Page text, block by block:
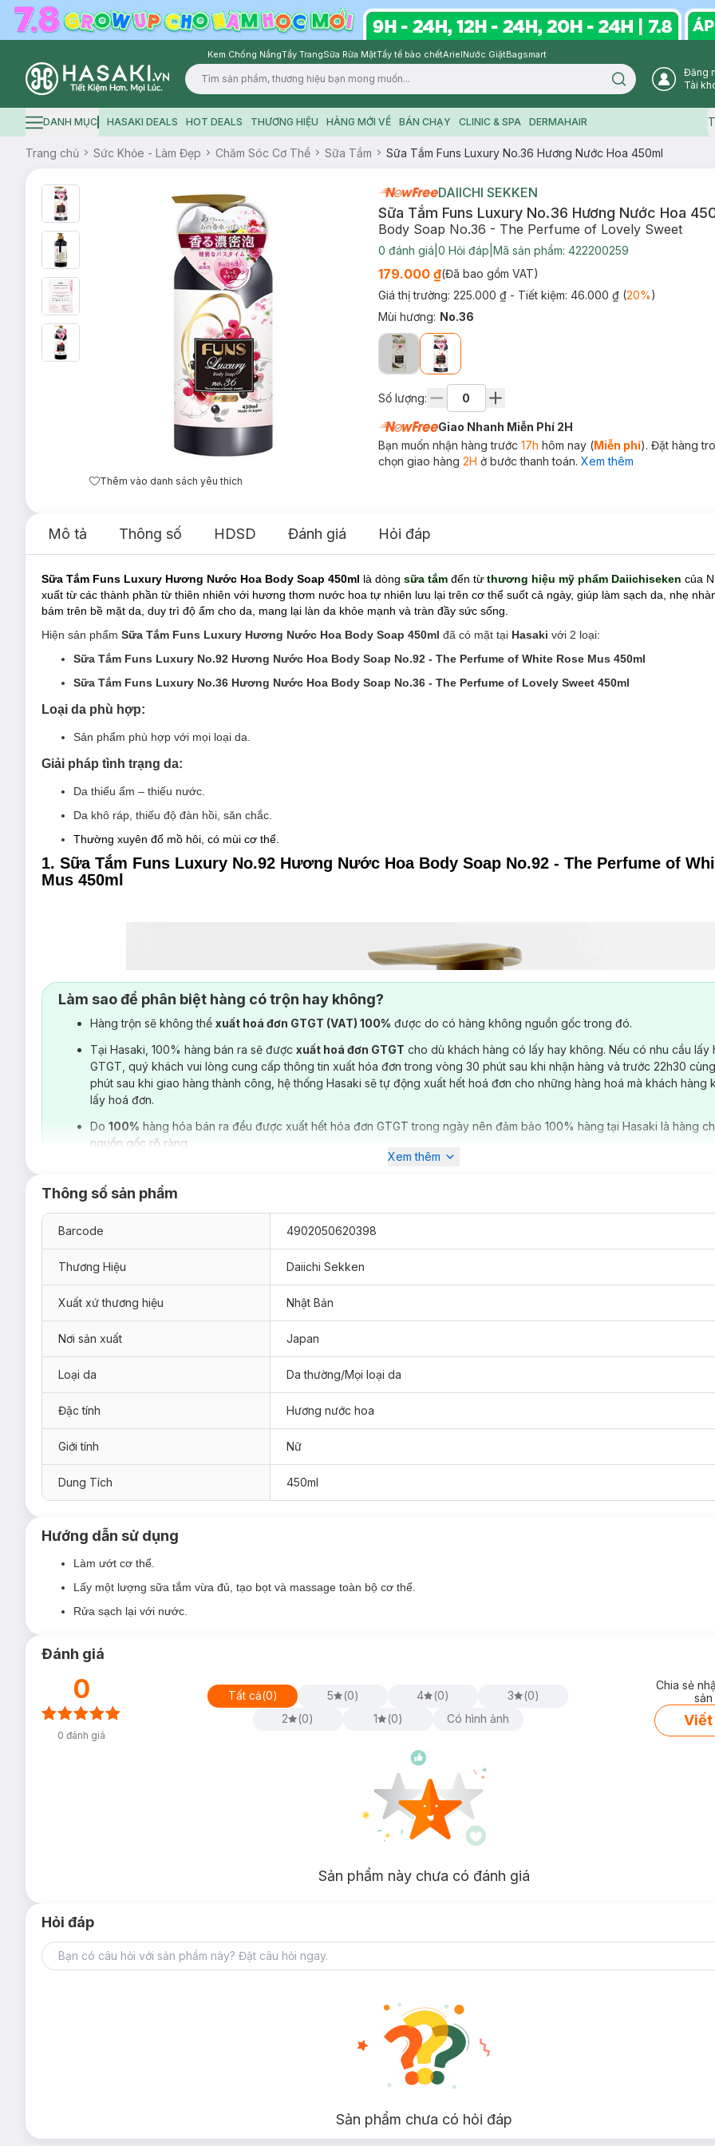
Kem Chống NắngTẩy TrangSữa Rửa MặtTẩy tế bào chếtArielNước GiặtBagsmart
Logo
Search icon
Đăng
Tài
Hamburger icon
DANH MỤC HASAKI DEALS HOT DEALS THƯƠNG HIỆU HÀNG MỚI VỀ BÁN CHẠY CLINIC & SPA DERMAHAIR
Trang chủ Sức Khỏe - Làm Đẹp Chăm Sóc Cơ Thể Sữa Tắm Sữa Tắm Funs Luxury No.36 Hương Nước Hoa 450ml
Thêm vào danh sách yêu thích
DAIICHI SEKKEN
Sữa Tắm Funs Luxury No.36 Hương Nước Hoa
Body Soap No.36 - The Perfume of Lovely Sweet
0 đánh giá 0 Hỏi đáp Mã sản phẩm: 422200259
179.000 ₫(Đã bao gồm VAT)
Giá thị trường: 225.000 ₫ - Tiết kiệm: 46.000 ₫(20%)
Mùi hương: No.36
Số lượng:
Giao Nhanh Miễn Phí 2H
Bạn muốn nhận hàng trước 17h hôm nay (Miễn phí). Đặt hàng
chọn giao hàng 2H ở bước thanh toán. Xem thêm
Mô tả Thông số HDSD Đánh giá Hỏi đáp
Sữa Tắm Funs Luxury Hương Nước Hoa Body Soap 450ml là dòng sữa tắm đến từ thương hiệu mỹ phẩm Daiichiseken của
xuất từ các thành phần từ thiên nhiên với hương thơm nước hoa tự nhiên lưu lại trên cơ thể suốt cả ngày, giúp làm sạch da, nhẹ
bám trên bề mặt da, duy trì độ ẩm cho da, mang lại làn da khỏe mạnh và tràn đầy sức sống.
Hiện sản phẩm Sữa Tắm Funs Luxury Hương Nước Hoa Body Soap 450ml đã có mặt tại Hasaki với 2 loại:
Sữa Tắm Funs Luxury No.92 Hương Nước Hoa Body Soap No.92 - The Perfume of White Rose Mus 450ml
Sữa Tắm Funs Luxury No.36 Hương Nước Hoa Body Soap No.36 - The Perfume of Lovely Sweet 450ml
Loại da phù hợp:
Sản phẩm phù hợp với mọi loại da.
Giải pháp tình trạng da:
Da thiếu ẩm – thiếu nước.
Da khô ráp, thiếu độ đàn hồi, săn chắc.
Thường xuyên đổ mồ hôi, có mùi cơ thể.
1. Sữa Tắm Funs Luxury No.92 Hương Nước Hoa Body Soap No.92 - The Perfume of
Mus 450ml
Ưu thế nổi bật:
da sáng khỏe, mềm mượt không làm mất đi độ ẩm cần thiết của da.
Thư giãn và cảm nhận sự tươi mát, ngọt ngào từ hương hoa hồng tự nhiên.
2. Sữa Tắm Funs Luxury No.36 Hương Nước Hoa Body Soap No.36 - The Perfume of
450ml
Chiết xuất hoa hồng và hoa linh lan nuôi dưỡng làn da sáng mịn, căng mướt, săn chắc.
Nhẹ nhàng làm sạch và chăm sóc làn da, giúp giữ cân bằng độ ẩm của da.
Độ an toàn:
Không chất hoạt động bề mặt
Làm sao để phân biệt hàng có trộn hay không?
Hàng trộn sẽ không thể xuất hoá đơn GTGT (VAT) 100% được do có hàng không nguồn gốc trong đó.
Tại Hasaki, 100% hàng bán ra sẽ được xuất hoá đơn GTGT cho dù khách hàng có lấy hay không. Nếu có nhu cầu lấy
GTGT, quý khách vui lòng cung cấp thông tin xuất hóa đơn trong vòng 30 phút sau khi nhận hàng và trước 22h30
phút sau khi giao hàng thành công, hệ thống Hasaki sẽ tự động xuất hết hoá đơn cho những hàng hoá mà khách hàng
lấy hoá đơn.
Do 100% hàng hóa bán ra đều được xuất hết hóa đơn GTGT trong ngày nên đảm bảo 100% hàng tại Hasaki là hàng
nguồn gốc rõ ràng.
Xem thêm
Thông số sản phẩm
Barcode 4902050620398
Thương Hiệu Daiichi Sekken
Xuất xứ thương hiệu Nhật Bản
Nơi sản xuất Japan
Loại da Da thường/Mọi loại da
Đặc tính Hương nước hoa
Giới tính Nữ
Dung Tích 450ml
Hướng dẫn sử dụng
Làm ướt cơ thể.
Lấy một lượng sữa tắm vừa đủ, tạo bọt và massage toàn bộ cơ thể.
Rửa sạch lại với nước.
Đánh giá
0
0 đánh giá
Tất cả(0) 5 (0) 4 (0) 3 (0)
2
(0) 1 (0) Có hình ảnh
Chia sẻ
Viết
Sản phẩm này chưa có đánh giá
Hỏi đáp
Sản phẩm chưa có hỏi đáp